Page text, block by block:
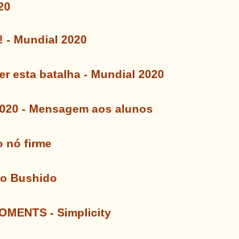
- Mundial 2020
esta batalha - Mundial 2020
- Mensagem aos alunos
nó firme
Bushido
- Simplicity